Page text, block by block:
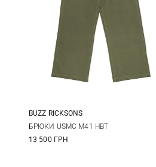
32 34
BUZZ RICKSONS
БРЮКИ USMC M41 HBT
13 500 ГРН